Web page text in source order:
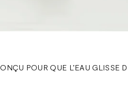
POUR QUE L’EAU GLISSE